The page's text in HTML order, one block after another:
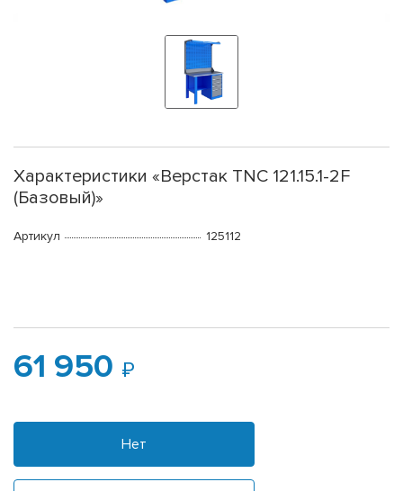
Характеристики «Верстак TNC 121.15.1-2F
(Базовый)»
Артикул 125112
61 950
Нет